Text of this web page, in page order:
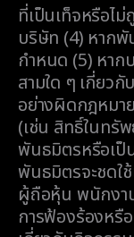
ที่เป็นเท็จหรือไ
บริษัท (4) หากพั
กำหนด (5) หาก
สามใด ๆ เกี่ยว
อย่างผิดกฎหมา
(เช่น สิทธิ์ในทรั
พันธมิตรหรือเ
พันธมิตรจะชดใ
ผู้ถือหุ้น พนักงา
การฟ้องร้องหรื